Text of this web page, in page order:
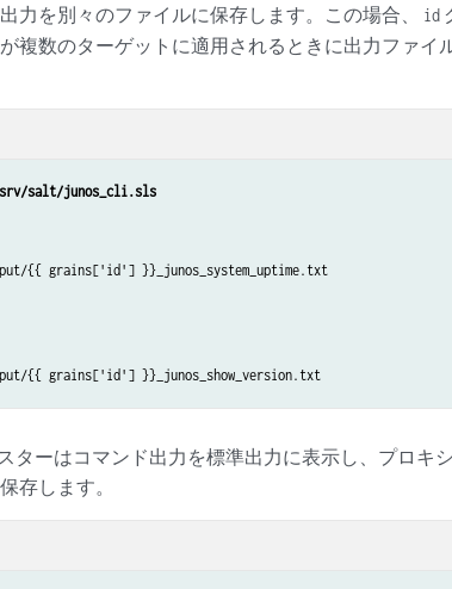
力を別々のファイルに保存します。この場合、
id
複数のターゲットに適用されるときに出力ファイ
salt/junos_cli.sls
{{ grains['id'] }}_junos_system_uptime.txt
ターはコマンド出力を標準出力に表示し、プロキ
存します。